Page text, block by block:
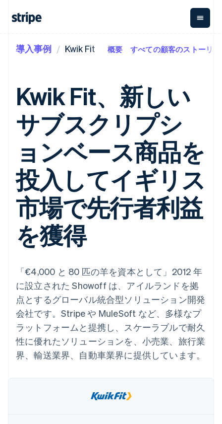
支払い
オンライン決
済
Managed
Payments
マーチャント
オブレコード
ソリューショ
ン
Payment links
コーディング
不要の決済ペ
ージ
Checkout
構築済み決済
UI
Elements
柔軟な UI コン
ポーネント
決済手段
125 以上の決
対面支払い
Authorization
Boost
決済成功率の
最適化
Link
スピーディー
な決済
収益
Metronome
従量課金
サブスクリ
プション
プションの
Invoicing
1 回限りまた
は継続
Tax
消費税と
VAT の自動
計算
Revenue
Sigma
カスタムレ
ポート
Data
Pipeline
データの同
期
資金管
Global
Payouts
第三者
への入
プラッ
決済の
築
その他
企業規模別
ユースケース別
エージェンティックコマ
ース
E コマース / ECサイト
請求・財務関連
グローバルビジネス
アプリ内決済
マーケットプレイス
資金管理
プラットフォーム
SaaS
業種別
AI 企業
クリエイターエコノミ―
ゲーム
ホスピタリティ、旅行、
レジャー
保険
メディアおよびエンター
テインメント
非営利団体
ビス
小売業
ドキュメント
ライブラリと SDK
Stripe Apps
ガイド
オンライン決済を受け付
構築済みの決済を実装
プラットフォームまたは
マーケットプレイスを構
築する
サブスクリプションを管
理
従量課金請求を提供
ステーブルコイン担保型
のカードを発行
と管理
リソース
アプリへの導入
コードサンプル
開発者のブログ
API ステータス
学ぶ
ガイド
サポート
サポートに問い合わせる
管理サポートプラン
プロフェッショナルサー
ビス
会社
製品ロードマップ
Sessions 年次カンファ
ニュースルーム
Stripe Press
お問い合わせ
営業にお問い合わせ
パートナーになる
導入事例 Kwik Fit 概要 すべての顧客のストーリー
Kwik Fit、新しい
サブスクリプシ
ョンベース商品を
投入してイギリス
市場で先行者利益
を獲得
「€4,000 と 80 匹の羊を資本として」2012 年
に設立された Showoff は、アイルランドを拠
点とするグローバル統合型ソリューション開発
会社です。Stripe や MuleSoft など、多様なプ
ラットフォームと提携し、スケーラブルで耐久
性に優れたソリューションを、小売業、旅行業
界、輸送業界、自動車業界に提供しています。